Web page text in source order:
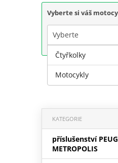
Vyberte si váš
Vyberte
KATEGORIE
příslušenství
METROPOLIS
Čtyřkolky
Motocykly